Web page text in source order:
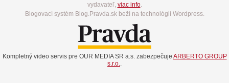
vydavateľ, viac info.
Blogovací systém Blog.Pravda.sk beží na technológií Wordpress.
Kompletný video servis pre OUR MEDIA SR a.s. zabezpečuje ARBERTO GROUP
s.r.o..